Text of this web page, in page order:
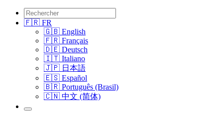
🇫🇷 FR
🇬🇧 English
🇫🇷 Français
🇩🇪 Deutsch
🇮🇹 Italiano
🇯🇵 日本語
🇪🇸 Español
🇧🇷 Português (Brasil)
🇨🇳 中文 (简体)